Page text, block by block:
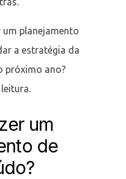
planejamento
a estratégia da
próximo ano?
um
de